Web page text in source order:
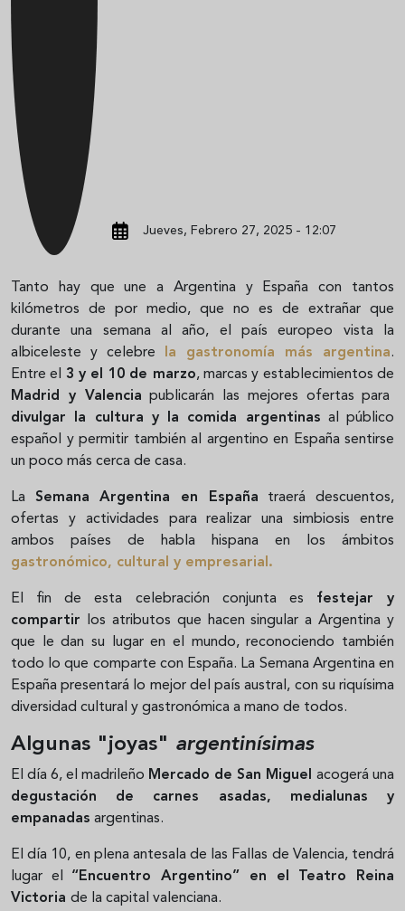
Jueves, Febrero 27, 2025 - 12:07
Tanto hay que une a Argentina y España con tantos
kilómetros de por medio, que no es de extrañar que
durante una semana al año, el país europeo vista la
albiceleste y celebre
la gastronomía más argentina.
Entre el 3 y el 10 de marzo, marcas y establecimientos de
Madrid y Valencia publicarán las mejores ofertas para
divulgar la cultura y la comida argentinas al público
español y permitir también al argentino en España sentirse
un poco más cerca de casa.
La Semana Argentina en España traerá descuentos,
ofertas y actividades para realizar una simbiosis entre
ambos países de habla hispana en los ámbitos
gastronómico, cultural y empresarial.
El fin de esta celebración conjunta es festejar y
compartir los atributos que hacen singular a Argentina y
que le dan su lugar en el mundo, reconociendo también
todo lo que comparte con España. La Semana Argentina en
España presentará lo mejor del país austral, con su riquísima
diversidad cultural y gastronómica a mano de todos.
Algunas "joyas" argentinísimas
El día 6, el madrileño Mercado de San Miguel acogerá una
degustación de carnes asadas, medialunas y
empanadas argentinas.
El día 10, en plena antesala de las Fallas de Valencia, tendrá
lugar el “Encuentro Argentino” en el Teatro Reina
Victoria de la capital valenciana.